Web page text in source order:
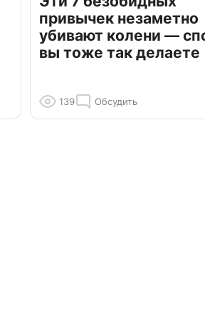
привычек незаметно
убивают колени —
вы тоже так делаете
139 Обсудить